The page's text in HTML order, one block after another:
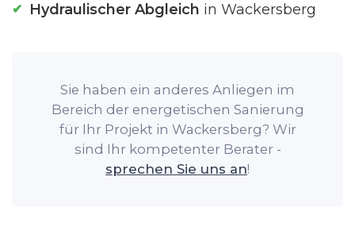
Hydraulischer Abgleich in Wackersberg
Sie haben ein anderes Anliegen im
Bereich der energetischen Sanierung
für Ihr Projekt in Wackersberg? Wir
sind Ihr kompetenter Berater -
sprechen Sie uns an!